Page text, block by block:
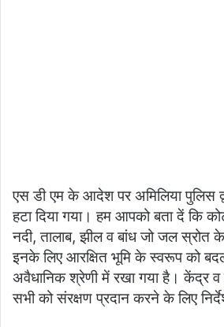
एस डी एम के आदेश पर अमिलिया पुलिस
हटा दिया गया। हम आपको बता दें कि
नदी, तालाब, झील व बांध जो जल
इनके लिए आरक्षित भूमि के स्वरूप को
अवैधानिक श्रेणी में रखा गया है। केंद्र व
सभी को संरक्षण प्रदान करने के लिए